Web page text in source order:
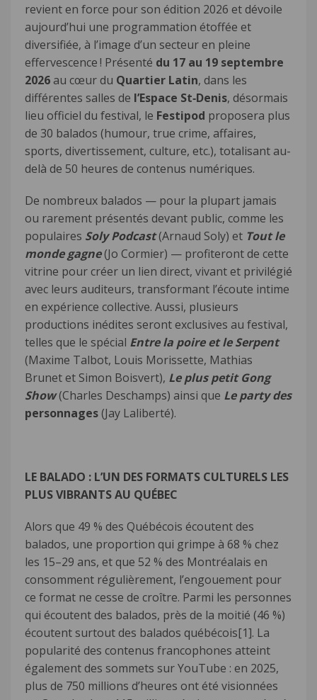
revient en force pour son édition 2026 et dévoile
aujourd’hui une programmation étoffée et
diversifiée, à l’image d’un secteur en pleine
effervescence ! Présenté du 17 au 19 septembre
2026au cœur du Quartier Latin, dans les
différentes salles de l’Espace St‑Denis, désormais
lieu officiel du festival, le Festipod proposera plus
de 30 balados (humour, true crime, affaires,
sports, divertissement, culture, etc.), totalisant au-
delà de 50 heures de contenus numériques.
De nombreux balados — pour la plupart jamais
ou rarement présentés devant public, comme les
populaires Soly Podcast(Arnaud Soly) et Tout le
monde gagne(Jo Cormier) — profiteront de cette
vitrine pour créer un lien direct, vivant et privilégié
avec leurs auditeurs, transformant l’écoute intime
en expérience collective. Aussi, plusieurs
productions inédites seront exclusives au festival,
telles que le spécial Entre la poire et le Serpent
(Maxime Talbot, Louis Morissette, Mathias
Brunet et Simon Boisvert), Le plus petit Gong
Show(Charles Deschamps) ainsi que Le party des
personnages(Jay Laliberté).
LE BALADO : L’UN DES FORMATS CULTURELS LES
PLUS VIBRANTS AU QUÉBEC
Alors que 49 % des Québécois écoutent des
balados, une proportion qui grimpe à 68 % chez
les 15–29 ans, et que 52 % des Montréalais en
consomment régulièrement, l’engouement pour
ce format ne cesse de croître. Parmi les personnes
qui écoutent des balados, près de la moitié (46 %)
écoutent surtout des balados québécois[1]. La
popularité des contenus francophones atteint
également des sommets sur YouTube : en 2025,
plus de 750 millions d’heures ont été visionnées